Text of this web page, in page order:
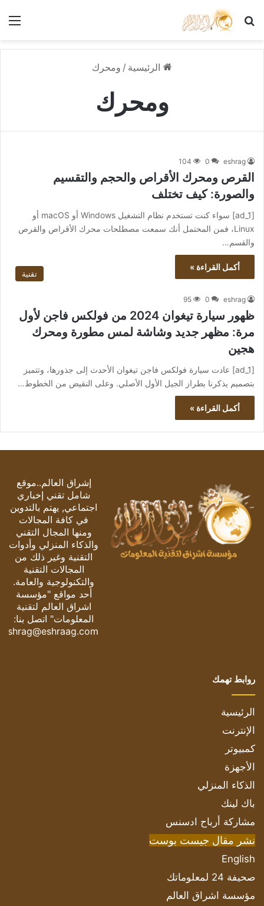
بحث عن
الرئيسية / ومحرك
ومحرك
eshrag
0
104
القرص ومحرك الأقراص والحجم والتقسيم
والصورة: كيف تختلف
[ad_1] سواء كنت تستخدم نظام التشغيل Windows أو macOS أو
Linux، فمن المحتمل أنك سمعت مصطلحات محرك الأقراص والقرص
والقسم…
أكمل القراءة »
تقنية
eshrag
0
95
ظهور سيارة تيغوان 2024 من فولكس فاجن لأول
مرة: مظهر جديد وشاشة لمس مطورة ومحرك
هجين
[ad_1] عادت سيارة فولكس فاجن تيغوان الأحدث إلى جذورها، وتتميز
بتصميم يذكرنا بطراز الجيل الأول الأصلي. وعلى النقيض من الخطوط…
أكمل القراءة »
إشراق العالم..موقع
شامل تقني إخباري
اجتماعي, يهتم بالتدوين
في كافة المجالات
ومنها المجال التقني
والذكاء المنزلي وأدوات
التقنية وغير ذلك من
المجالات التقنية
والتكنولوجية والعامة.
أحد مواقع "مؤسسة
اشراق العالم لتقنية
المعلومات" اتصل بنا:
eshrag@eshraag.com
روابط تهمك
الرئيسية
الإنترنت
كمبيوتر
الأجهزة
الذكاء المنزلي
باك لينك
مشاركة أرباح ادسنس
نشر مقال جيست بوست
English
صحيفة 24 لمعلوماتك
مؤسسة اشراق العالم